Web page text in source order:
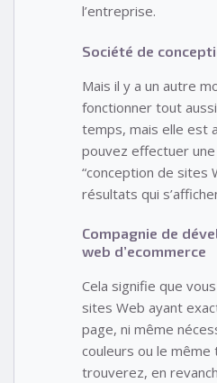
l’entreprise.
Société de
Mais il y a un autre
fonctionner tout
temps, mais elle est
pouvez effectuer
“conception de sites
résultats qui
Compagnie de
web d’ecommerce
Cela signifie que
sites Web ayant
page, ni même
couleurs ou le même
trouverez, en